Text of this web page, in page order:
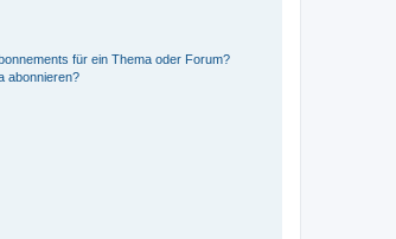
für ein Thema oder Forum?
abonnieren?